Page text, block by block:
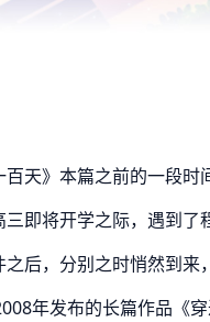
天》本篇之前的一段时
即将开学之际，遇到了
后，分别之时悄然到来
年发布的长篇作品《